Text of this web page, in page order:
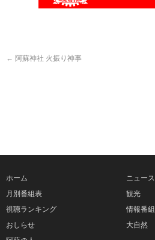
← 阿蘇神社 火振り神事
ホーム
月別番組表
視聴ランキング
おしらせ
ニュース
観光
情報番組
大自然